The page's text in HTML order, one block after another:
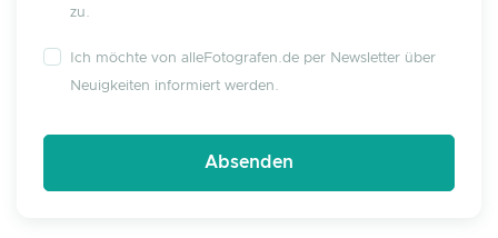
zu.
Ich möchte von alleFotografen.de per Newsletter über
Neuigkeiten informiert werden.